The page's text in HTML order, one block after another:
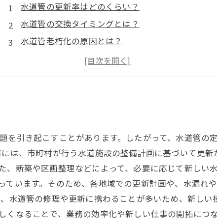
水道管の更新率はどのくらい？
水道管の交換タイミングとは？
水道管老朽化の原因とは？
水道管の交換にかかる費用とは？
水道管交換時の注意点とは？
を引き起こすことがあります。したがって、水道管の
は、市町村が行う水道施設の整備計画に基づいて更
、新築や区画整理などによって、必要に応じて新しい
ています。そのため、各地域での更新計画や、水漏れ
水道管の修理や更新に携わることが多いため、新し
なることで、業務の効率化や新しい仕事の開拓につ